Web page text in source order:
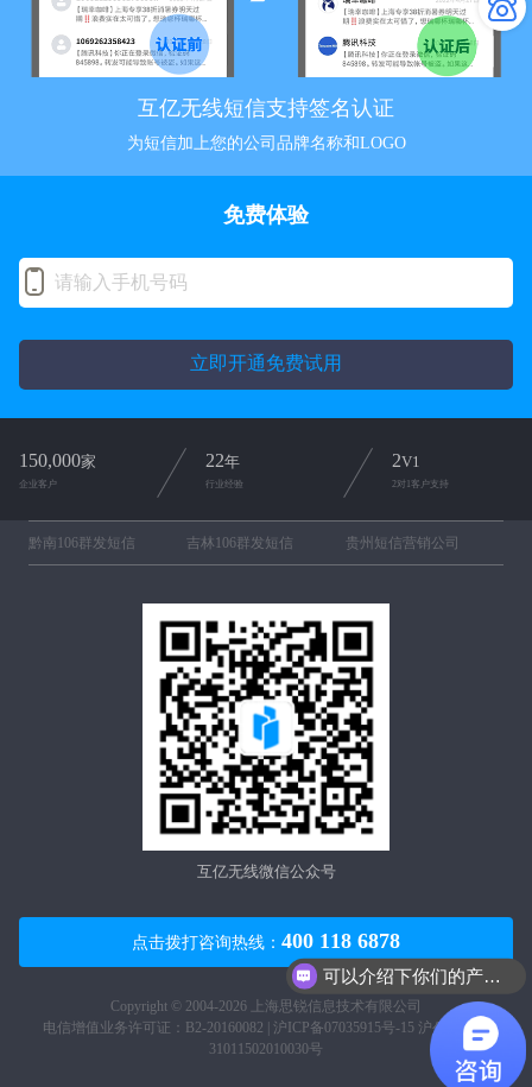
互亿无线短信支持签名认证
为短信加上您的公司品牌名称和LOGO
免费体验
立即开通免费试用
150,000家
企业客户
22年
行业经验
2V1
2对1客户支持
黔南106群发短信 吉林106群发短信 贵州短信营销公司
互亿无线微信公众号
点击拨打咨询热线： 400 118 6878
Copyright © 2004-2026 上海思锐信息技术有限公司
电信增值业务许可证：B2-20160082 | 沪ICP备07035915号-15 沪公网安备
31011502010030号
可以介绍下你们的产品么？